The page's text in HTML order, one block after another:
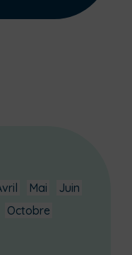
Mai
Juin
Octobre